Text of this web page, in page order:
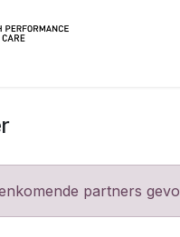
partners